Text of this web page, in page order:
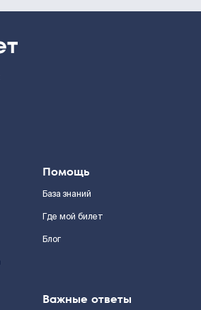
Помощь
База знаний
Где мой билет
Блог
Важные ответы